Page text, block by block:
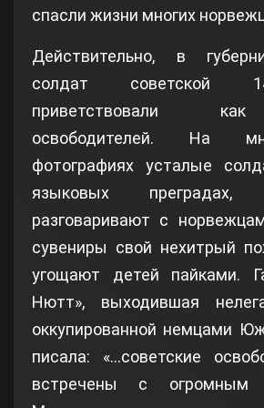
спасли жизни многих
Действительно, в
солдат советской
приветствовали
освободителей. На
фотографиях усталые
языковых
разговаривают с
сувениры свой нехитрый
угощают детей пайками.
Нютт», выходившая
оккупированной немцами
писала: «…советские
встречены с огромным